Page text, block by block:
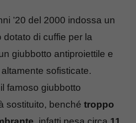
’20 del 2000 indossa un
dotato di cuffie per la
giubbotto antiproiettile e
sofisticate.
famoso giubbotto
sostituito, benché troppo